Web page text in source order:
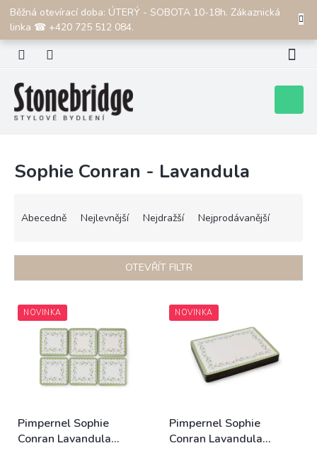
Přejít
obsah
Běžná otevírací doba: ÚTERÝ - SOBOTA 10-18h. Zákaznická
linka ☎ +420 725 512 084.
CZK
košík
Sophie Conran - Lavandula
n
í
r
o
Abecedně Nejlevnější Nejdražší Nejprodávanější
OTEVŘÍT FILTR
V
ý
d
u
NOVINKA
Pimpernel Sophie
Conran Lavandula
NOVINKA
Pimpernel Sophie
Conran Lavandula